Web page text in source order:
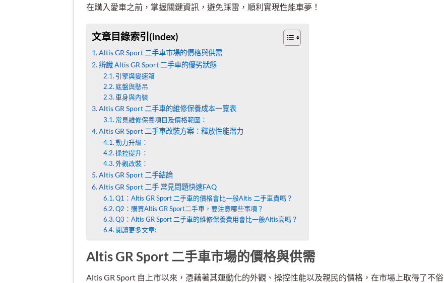
在購入愛車之前，掌握關鍵資訊，避免踩雷，順利實現性能車夢！
文章目錄索引(index)
Altis GR Sport 二手車市場的價格與供需
辨識 Altis GR Sport 二手車的優劣狀態
引擎與變速箱
底盤與懸吊
車身與內裝
Altis GR Sport 二手車的維修保養成本一覽表
常見維修保養項目及價格範圍：
Altis GR Sport 二手車改裝方案：釋放性能潛力
動力升級：
操控提升：
外觀改裝：
Altis GR Sport 二手結論
Altis GR Sport 二手 常見問題快速FAQ
Q1：Altis GR Sport 二手車的價格會比一般Altis 二手車貴嗎？
Q2：購買Altis GR Sport二手車，要注意哪些事項？
Q3：Altis GR Sport 二手車的維修保養費用會比一般Altis高嗎？
閱讀更多文章:
Altis GR Sport 二手車市場的價格與供需
Altis GR Sport 自上市以來，憑藉著其運動化的外觀、操控性能以及親民的價格，在市場上取得了不俗